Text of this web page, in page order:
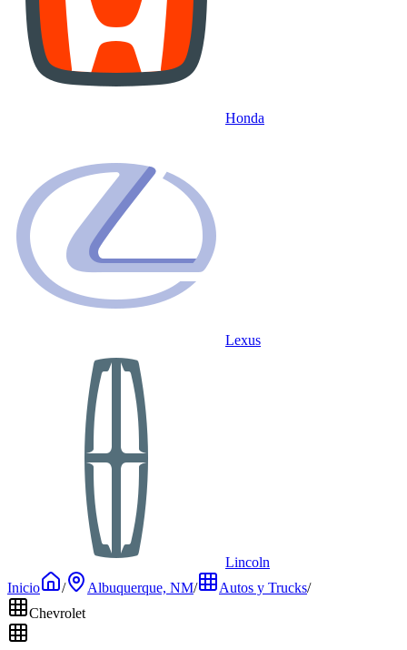
Honda
Lexus
Lincoln
Inicio
/ Albuquerque, NM/ Autos y Trucks/
Chevrolet